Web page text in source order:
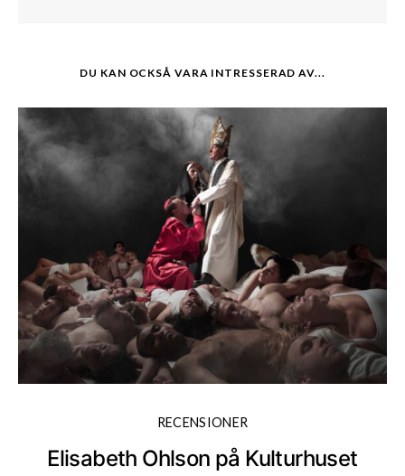
DU KAN OCKSÅ VARA INTRESSERAD AV...
RECENSIONER
Elisabeth Ohlson på Kulturhuset